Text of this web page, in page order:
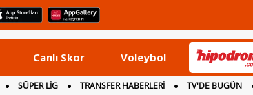
Canlı Skor Voleybol
SÜPER LİG TRANSFER HABERLERİ TV'DE BUGÜN